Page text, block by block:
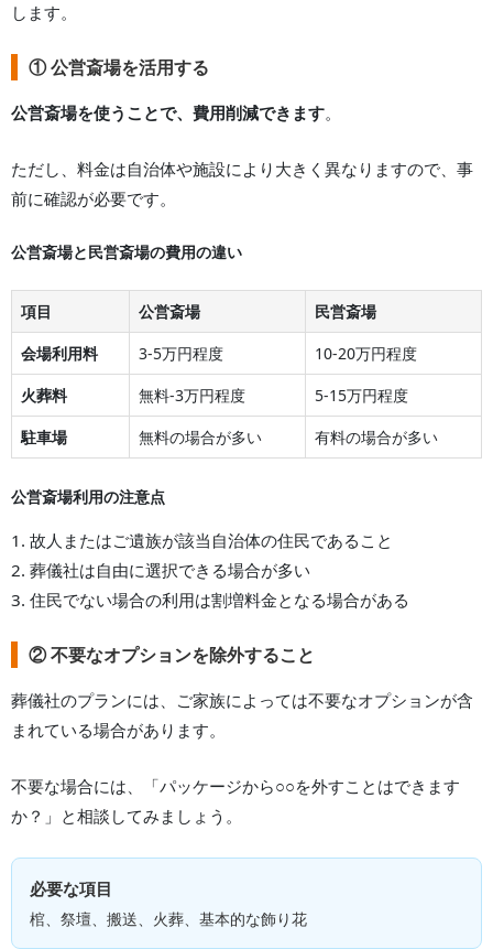
します。
① 公営斎場を活用する
公営斎場を使うことで、費用削減できます。
ただし、料金は自治体や施設により大きく異なりますので、事
前に確認が必要です。
公営斎場と民営斎場の費用の違い
項目 公営斎場
民営斎場
会場利用料
3-5万円程度
10-20万円程度
火葬料
無料-3万円程度
5-15万円程度
駐車場
無料の場合が多い 有料の場合が多い
公営斎場利用の注意点
1. 故人またはご遺族が該当自治体の住民であること
2. 葬儀社は自由に選択できる場合が多い
3. 住民でない場合の利用は割増料金となる場合がある
② 不要なオプションを除外すること
葬儀社のプランには、ご家族によっては不要なオプションが含
まれている場合があります。
不要な場合には、「パッケージから○○を外すことはできます
か？」と相談してみましょう。
必要な項目
棺、祭壇、搬送、火葬、基本的な飾り花